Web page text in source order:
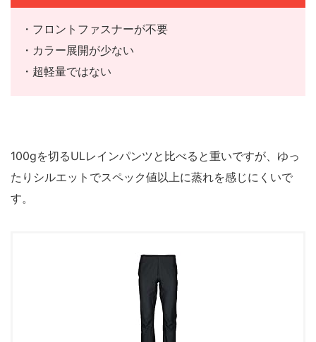
・フロントファスナーが不要
・カラー展開が少ない
・超軽量ではない
100gを切るULレインパンツと比べると重いですが、ゆっ
たりシルエットでスペック値以上に蒸れを感じにくいで
す。